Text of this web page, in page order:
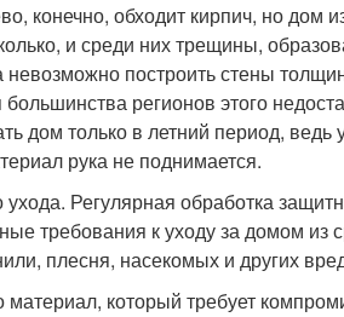
конечно, обходит кирпич, но дом
и среди них трещины,
невозможно построить стены
регионов этого
дом только в летний период,
рука не поднимается.
ухода. Регулярная обработка
требования к уходу за домом из
плесня, насекомых и других
который требует